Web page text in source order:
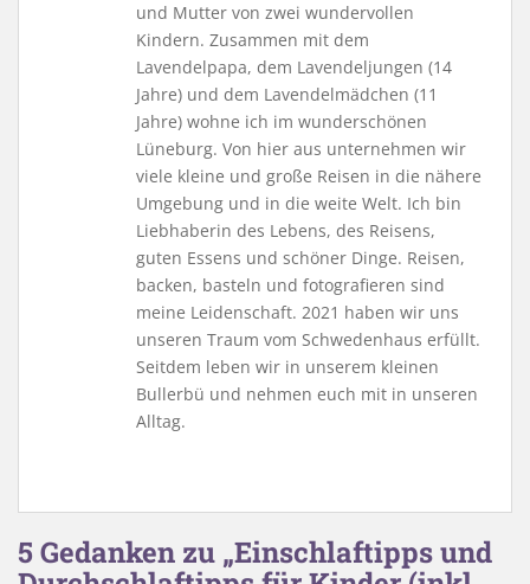
und Mutter von zwei wundervollen
Kindern. Zusammen mit dem
Lavendelpapa, dem Lavendeljungen (14
Jahre) und dem Lavendelmädchen (11
Jahre) wohne ich im wunderschönen
Lüneburg. Von hier aus unternehmen wir
viele kleine und große Reisen in die nähere
Umgebung und in die weite Welt. Ich bin
Liebhaberin des Lebens, des Reisens,
guten Essens und schöner Dinge. Reisen,
backen, basteln und fotografieren sind
meine Leidenschaft. 2021 haben wir uns
unseren Traum vom Schwedenhaus erfüllt.
Seitdem leben wir in unserem kleinen
Bullerbü und nehmen euch mit in unseren
Alltag.
5 Gedanken zu „Einschlaftipps und